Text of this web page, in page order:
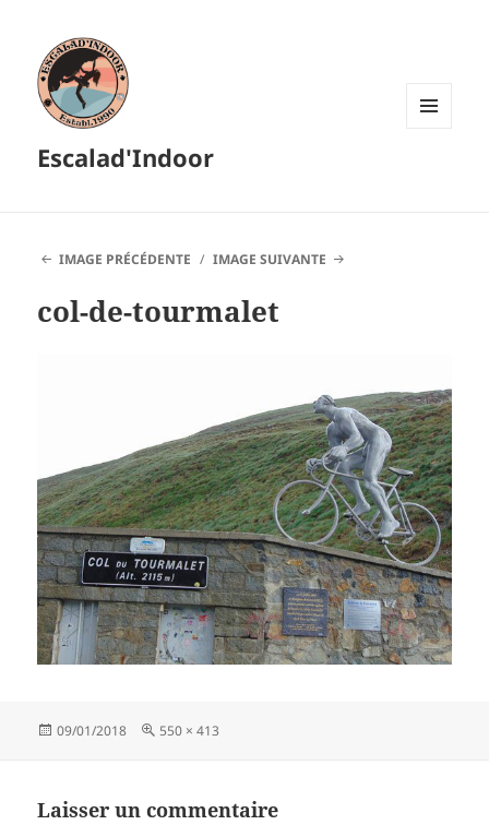
Escalad'Indoor
IMAGE PRÉCÉDENTE IMAGE SUIVANTE
col-de-tourmalet
Publié
09/01/2018
Taille
550 × 413
Laisser un commentaire